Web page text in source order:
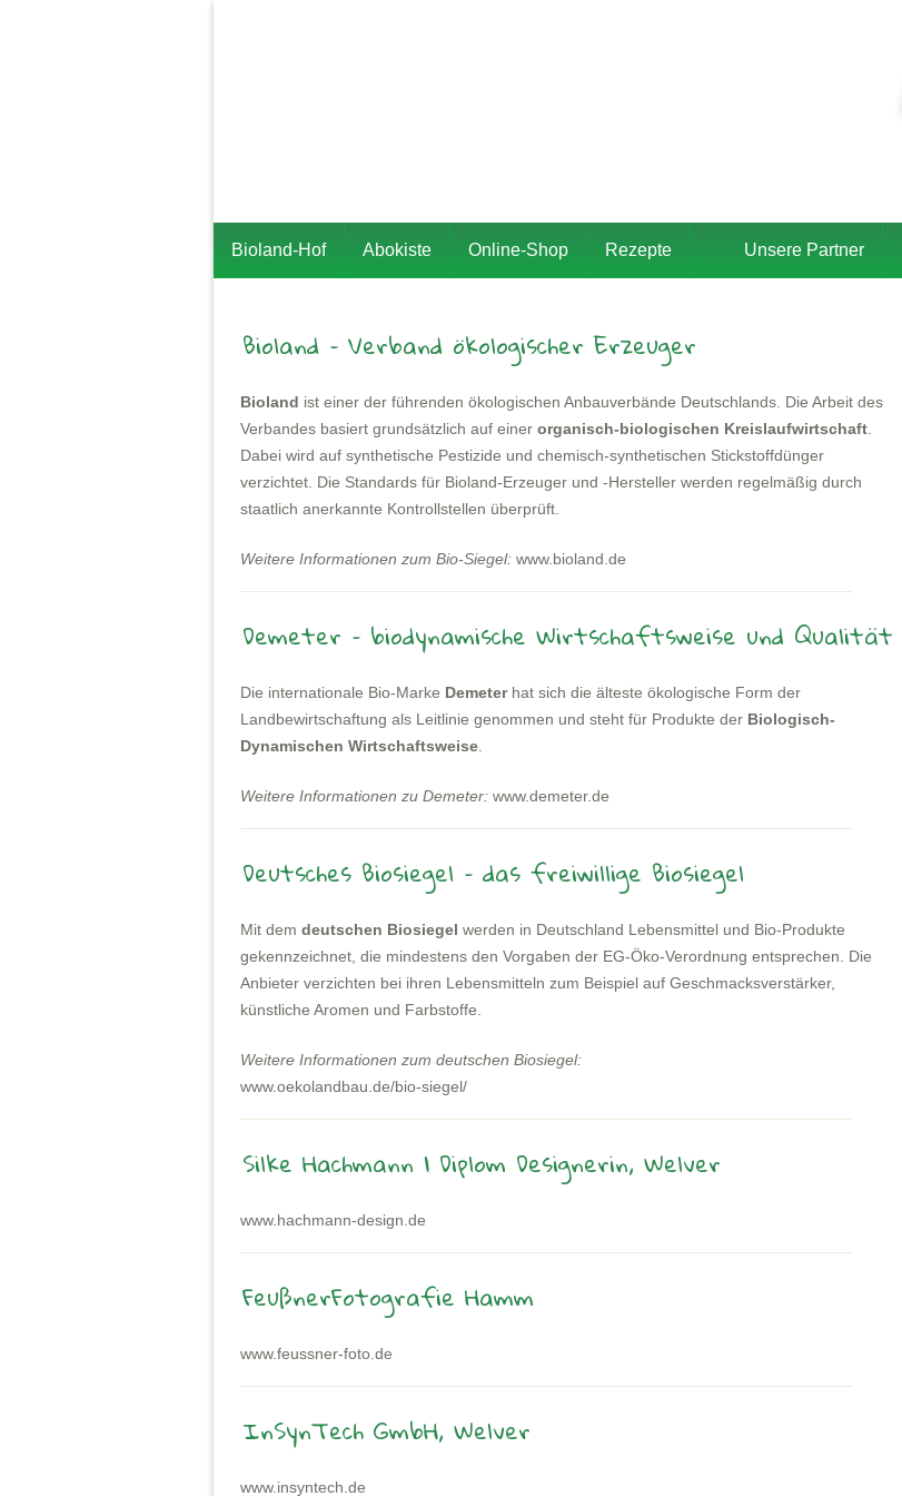
Bioland-Hof Abokiste Online-Shop Rezepte Unsere Partner
Bioland – Verband ökologischer Erzeuger
Bioland ist einer der führenden ökologischen Anbauverbände Deutschlands. Die Arbeit des
Verbandes basiert grundsätzlich auf einer organisch-biologischen Kreislaufwirtschaft
Dabei wird auf synthetische Pestizide und chemisch-synthetischen Stickstoffdünger
verzichtet. Die Standards für Bioland-Erzeuger und -Hersteller werden regelmäßig durch
staatlich anerkannte Kontrollstellen überprüft.
Weitere Informationen zum Bio-Siegel: www.bioland.de
Demeter – biodynamische Wirtschaftsweise und Qualität
Die internationale Bio-Marke Demeterhat sich die älteste ökologische Form der
Landbewirtschaftung als Leitlinie genommen und steht für Produkte der Biologisch-
Dynamischen Wirtschaftsweise
Weitere Informationen zu Demeter: www.demeter.de
Deutsches Biosiegel – das freiwillige Biosiegel
Mit dem deutschen Biosiegel werden in Deutschland Lebensmittel und Bio-Produkte
gekennzeichnet, die mindestens den Vorgaben der EG-Öko-Verordnung entsprechen. Die
Anbieter verzichten bei ihren Lebensmitteln zum Beispiel auf Geschmacksverstärker,
künstliche Aromen und Farbstoffe.
Weitere Informationen zum deutschen Biosiegel:
www.oekolandbau.de/bio-siegel/
Silke Hachmann | Diplom Designerin, Welver
www.hachmann-design.de
FeußnerFotografie Hamm
www.feussner-foto.de
InSynTech GmbH, Welver
www.insyntech.de